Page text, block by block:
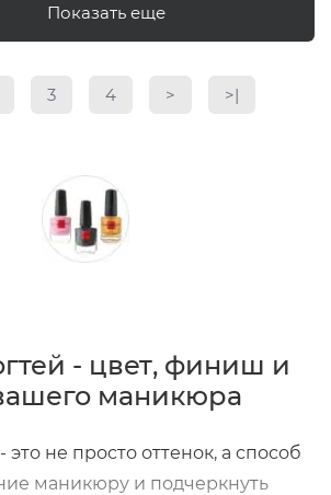
Показать еще
3 4 > >|
- цвет, финиш и
маникюра
это не просто оттенок, а способ
маникюру и подчеркнуть